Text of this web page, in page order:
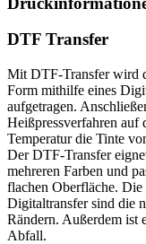
DTF Transfer
Mit DTF-Transfer wird
Form mithilfe eines
aufgetragen.
Heißpressverfahren auf
Temperatur die Tinte
Der DTF-Transfer
mehreren Farben und
flachen Oberfläche. Die
Digitaltransfer sind die
Rändern. Außerdem ist
Abfall.